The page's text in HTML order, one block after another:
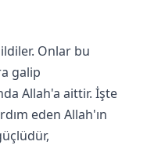
Onlar bu
galip
Allah'a aittir. İşte
eden Allah'ın